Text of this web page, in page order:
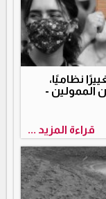
تغييرًا نظاميًا،
الممولين -
قراءة المزيد ...